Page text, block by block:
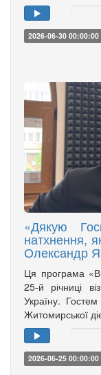
2026-06-30 00:00:00
«Дякую
натхнення,
Олександр
Ця програма
25-й річниці
Україну.
Житомирської
2026-06-25 00:00:00